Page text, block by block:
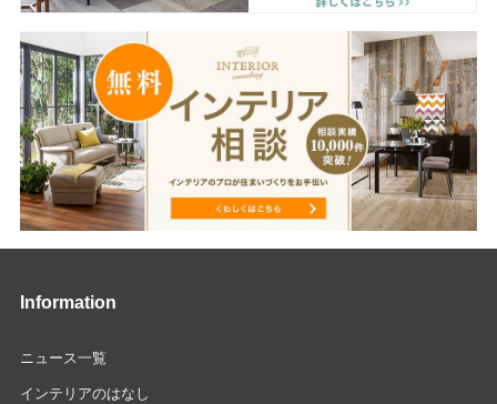
Information
ニュース一覧
インテリアのはなし